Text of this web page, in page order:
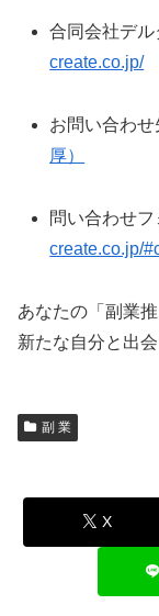
合同会社デ
create.co.jp/
お問い合わせ
厚）
問い合わせフ
create.co.jp/
あなたの「副業
新たな自分と出
副 業
X